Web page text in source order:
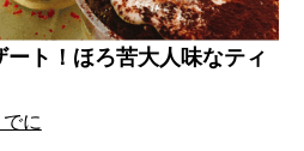
ト！ほろ苦大人味なティ
に